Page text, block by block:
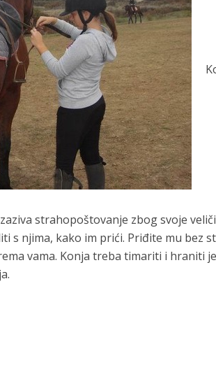
strahopoštovanje zbog svoje
s njima, kako im prići. Priđite mu bez
vama. Konja treba timariti i hraniti